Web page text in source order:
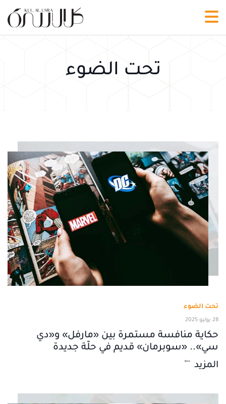
تحت الضوء
تحت الضوء
28 يوليو 2025
حكاية منافسة مستمرة بين «مارفل» و«دي
سي».. «سوبرمان» قديم في حلّة جديدة
المزيد